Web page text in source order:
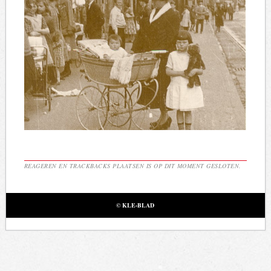
REAGEREN EN TRACKBACKS PLAATSEN IS OP DIT MOMENT GESLOTEN.
© KLE-BLAD